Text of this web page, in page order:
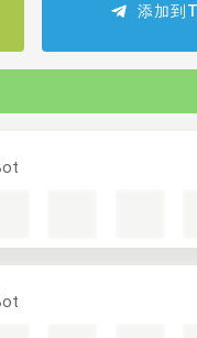
添加到